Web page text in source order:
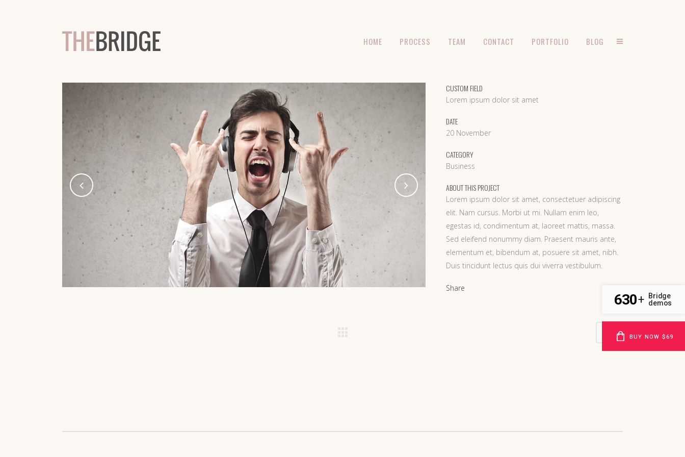
HOME PROCESS TEAM CONTACT PORTFOLIO BLOG
CUSTOM FIELD
Lorem ipsum dolor sit amet
DATE
20 November
CATEGORY
Business
ABOUT THIS PROJECT
Lorem ipsum dolor sit amet, consectetuer adipiscing
elit. Nam cursus. Morbi ut mi. Nullam enim leo,
egestas id, condimentum at, laoreet mattis, massa.
Sed eleifend nonummy diam. Praesent mauris ante,
elementum et, bibendum at, posuere sit amet, nibh.
Duis tincidunt lectus quis dui viverra vestibulum.
Share
630+
Bridge
demos
BUY NOW $69